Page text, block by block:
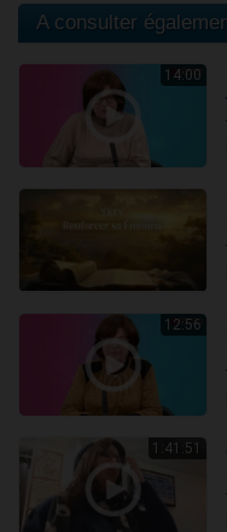
A consulter
14:00
12:56
1:41:51